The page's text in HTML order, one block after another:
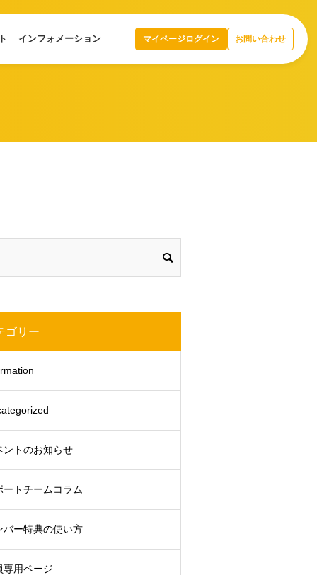
インフォメーション マイページログイン お問い合わせ
ゴリー
ントのお知らせ
ートチームコラム
バー特典の使い方
専用ページ